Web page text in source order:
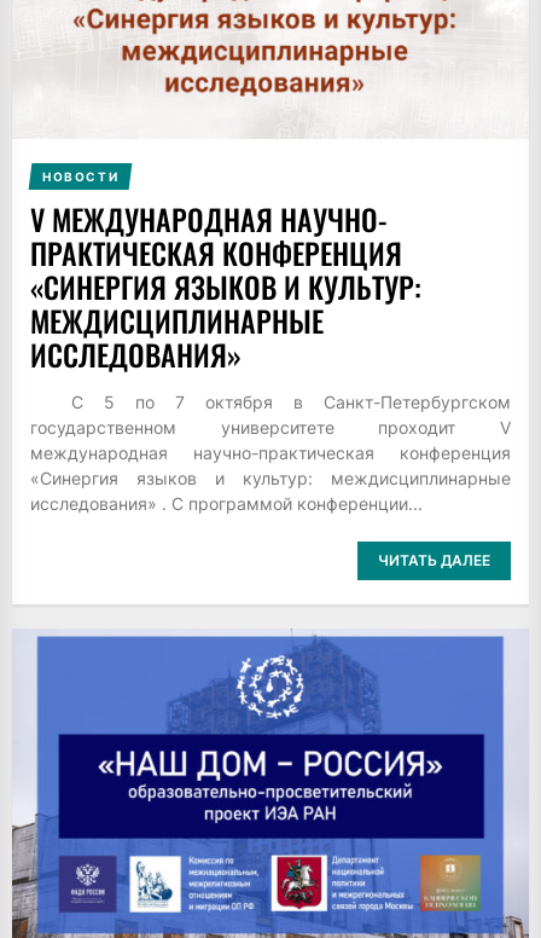
НОВОСТИ
V МЕЖДУНАРОДНАЯ НАУЧНО-
ПРАКТИЧЕСКАЯ КОНФЕРЕНЦИЯ
«СИНЕРГИЯ ЯЗЫКОВ И КУЛЬТУР:
МЕЖДИСЦИПЛИНАРНЫЕ
ИССЛЕДОВАНИЯ»
С 5 по 7 октября в Санкт-Петербургском
государственном университете проходит V
международная научно-практическая конференция
«Синергия языков и культур: междисциплинарные
исследования» . С программой конференции...
ЧИТАТЬ ДАЛЕЕ